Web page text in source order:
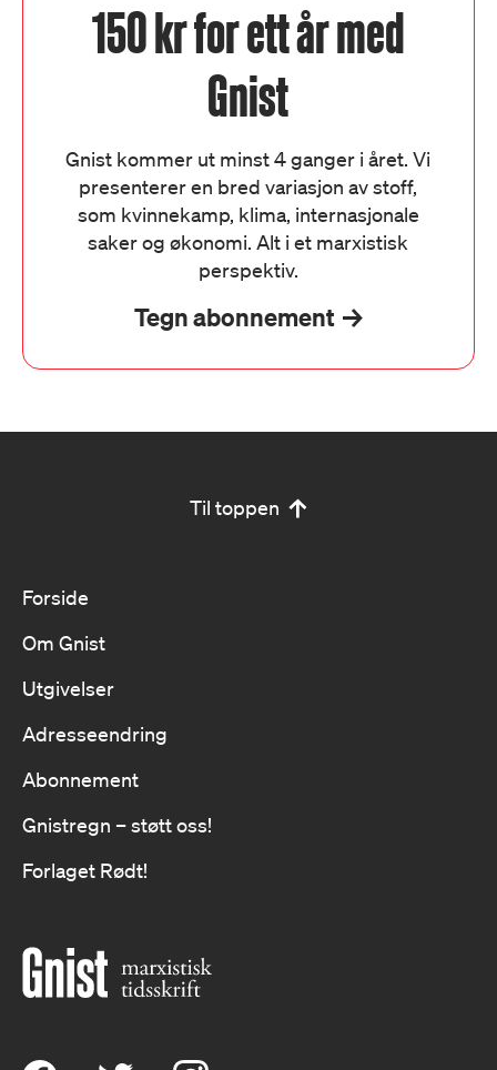
150 kr for ett år med
Gnist
Gnist kommer ut minst 4 ganger i året. Vi
presenterer en bred variasjon av stoff,
som kvinnekamp, klima, internasjonale
saker og økonomi. Alt i et marxistisk
perspektiv.
Tegn abonnement
Til toppen
Forside
Om Gnist
Utgivelser
Adresseendring
Abonnement
Gnistregn – støtt oss!
Forlaget Rødt!